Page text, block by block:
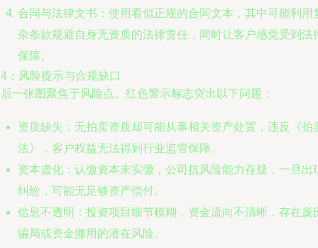
合同与法律文书：使用看似正规的合同文本，其中可能利用
杂条款规避自身无资质的法律责任，同时让客户感觉受到法
保障。
：风险提示与合规缺口
一张图聚焦于风险点。红色警示标志突出以下问题：
资质缺失：无拍卖资质却可能从事相关资产处置，违反《拍
法》，客户权益无法得到行业监管保障。
资本虚化：认缴资本未实缴，公司抗风险能力存疑，一旦出
纠纷，可能无足够资产偿付。
信息不透明：投资项目细节模糊，资金流向不清晰，存在庞
骗局或资金挪用的潜在风险。